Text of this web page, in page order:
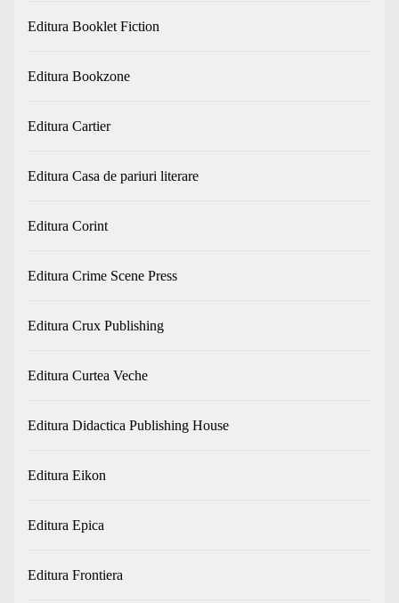
Editura Booklet Fiction
Editura Bookzone
Editura Cartier
Editura Casa de pariuri literare
Editura Corint
Editura Crime Scene Press
Editura Crux Publishing
Editura Curtea Veche
Editura Didactica Publishing House
Editura Eikon
Editura Epica
Editura Frontiera